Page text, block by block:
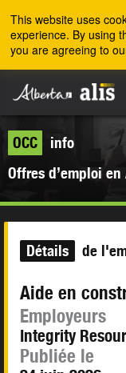
This website uses
experience. By using
you are agreeing to
OCC
info
Offres d’emploi
Détails de
Aide en
Employeurs
Integrity
Publiée le